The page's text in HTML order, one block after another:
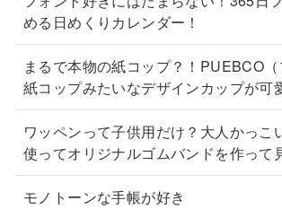
める日めくりカレンダー！
まるで本物の紙コップ？！PUEBCO
紙コップみたいなデザインカップが可
ワッペンって子供用だけ？大人かっこ
使ってオリジナルゴムバンドを作って
モノトーンな手帳が好き